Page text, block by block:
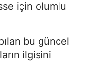
için olumlu
bu güncel
ilgisini